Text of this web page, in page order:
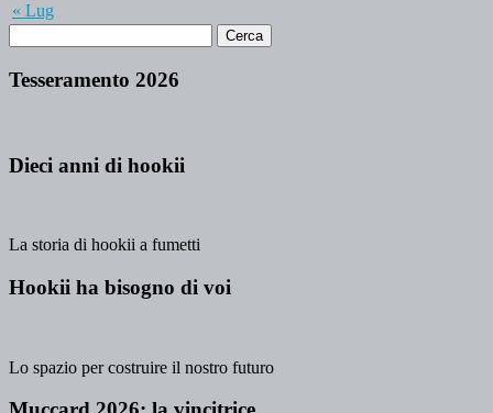
« Lug
Tesseramento 2026
Dieci anni di hookii
La storia di hookii a fumetti
Hookii ha bisogno di voi
Lo spazio per costruire il nostro futuro